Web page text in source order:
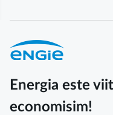
Energia este
economisim!